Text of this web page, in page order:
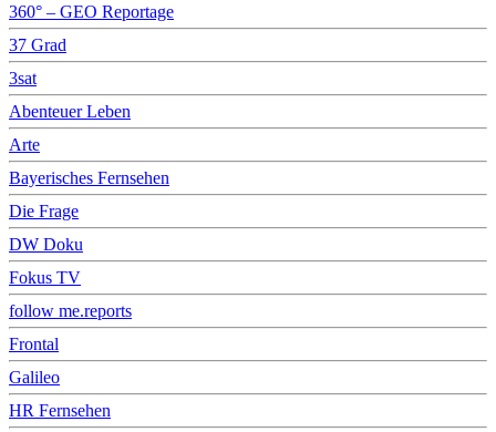
360° – GEO Reportage
37 Grad
3sat
Abenteuer Leben
Arte
Bayerisches Fernsehen
Die Frage
DW Doku
Fokus TV
follow me.reports
Frontal
Galileo
HR Fernsehen